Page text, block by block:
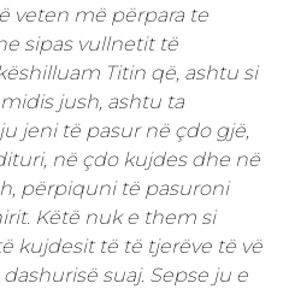
veten më përpara te
sipas vullnetit të
Titin që, ashtu si
jush, ashtu ta
jeni të pasur në çdo gjë,
në çdo kujdes dhe në
përpiquni të pasuroni
Këtë nuk e them si
kujdesit të të tjerëve të vë
suaj. Sepse ju e